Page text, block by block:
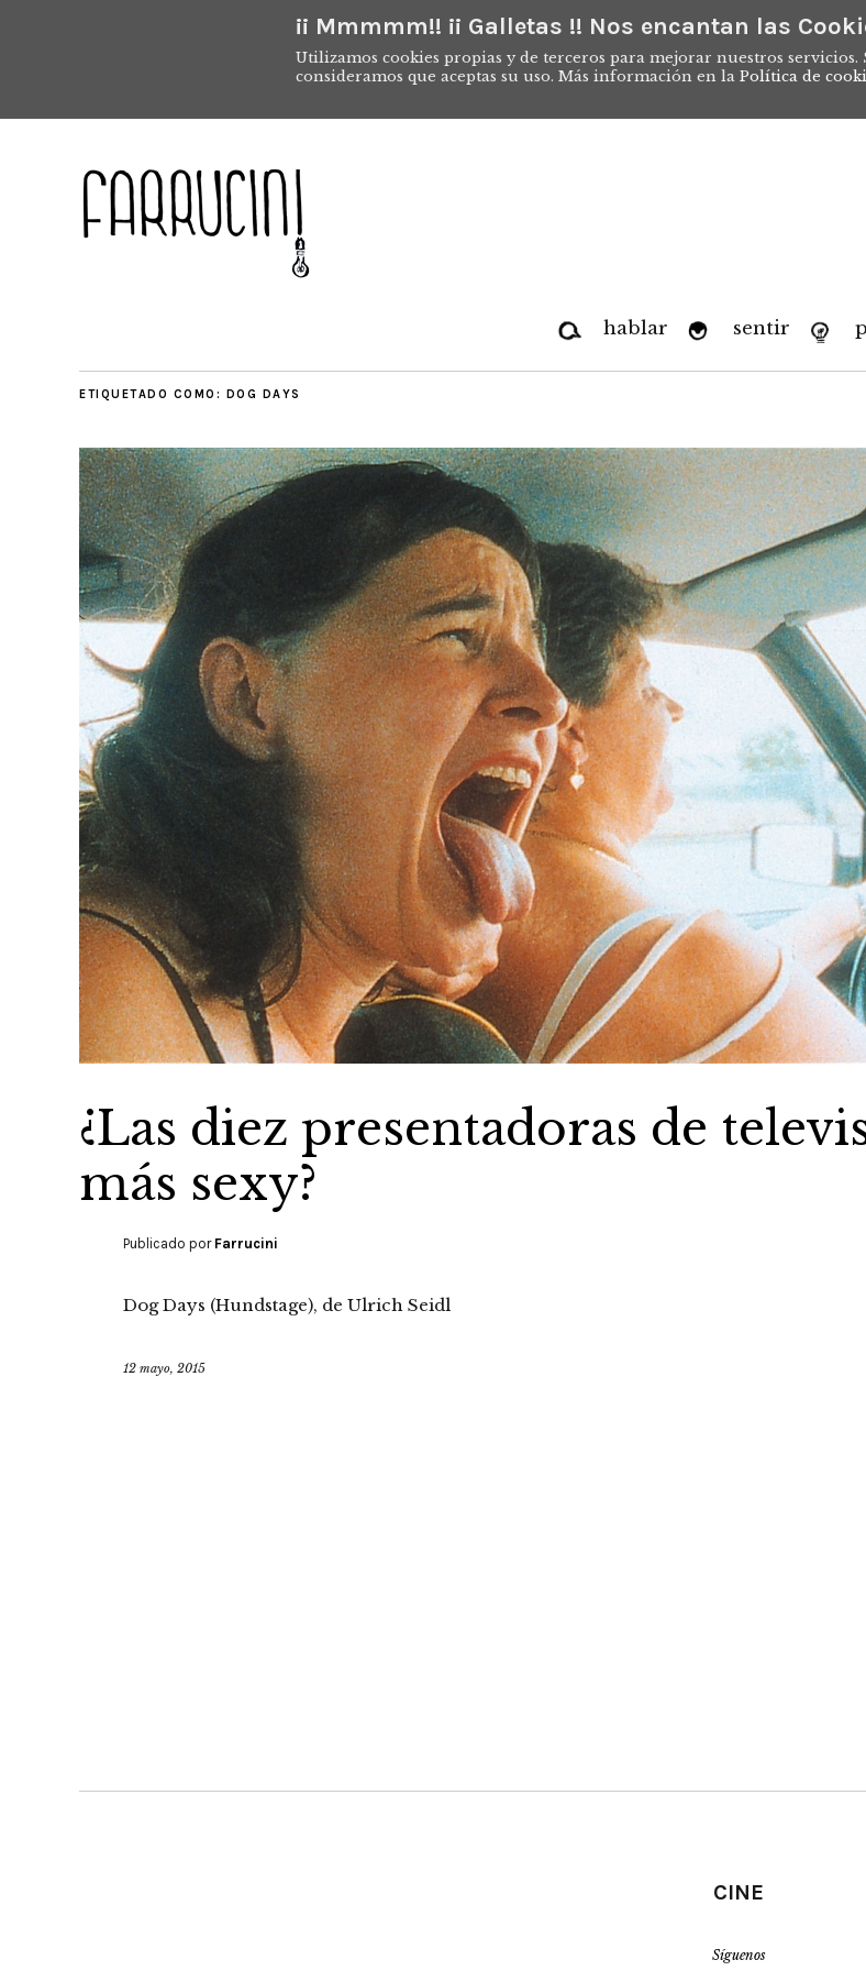
¡¡ Mmmmm!! ¡¡ Galletas !! Nos encantan las
Utilizamos cookies propias y de terceros para mejorar nuestros servicios.
consideramos que aceptas su uso. Más información en la Política de
hablar sentir
ETIQUETADO COMO: DOG DAYS
¿Las diez presentadoras de
más sexy?
Publicado por Farrucini
Dog Days (Hundstage), de Ulrich Seidl
12 mayo, 2015
CINE
Síguenos